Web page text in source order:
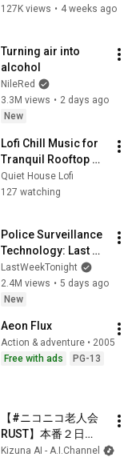
MODE-」NANOHA
127K views • 4 weeks ago
Turning air into
alcohol
NileRed
3.3M views • 2 days ago
New
Lofi Chill Music for
Tranquil Rooftop
Evenings | Cozy
Tokyo Ambience &
Quiet House Lofi
127 watching
Police Surveillance
Technology: Last
Week Tonight with
John Oliver (HBO)
LastWeekTonight
2.4M views • 5 days ago
New
Aeon Flux
Action & adventure • 2005
Free with ads
PG-13
【#ニコニコ老人会
RUST】本番２日
目！！！加藤純一チ
Kizuna AI - A.I.Channel